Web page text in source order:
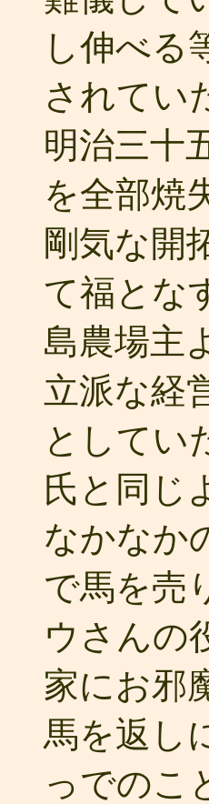
し伸べる
されてい
明治三十
を全部焼
剛気な開
て福とな
島農場主
立派な経
としてい
氏と同じ
なかなか
で馬を売
ウさんの
家にお邪
馬を返し
っでのこ